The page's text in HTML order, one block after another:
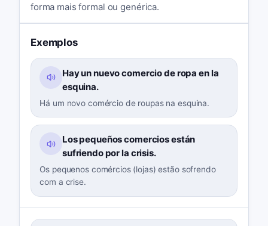
forma mais formal ou genérica.
Exemplos
Hay un nuevo comercio de ropa en la
esquina.
Há um novo comércio de roupas na esquina.
Los pequeños comercios están
sufriendo por la crisis.
Os pequenos comércios (lojas) estão sofrendo
com a crise.